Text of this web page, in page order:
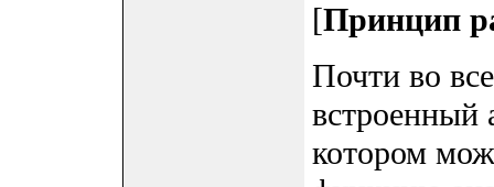
[Принцип
Почти во
встроенный
котором